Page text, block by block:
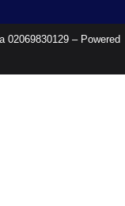
02069830129 – Powered